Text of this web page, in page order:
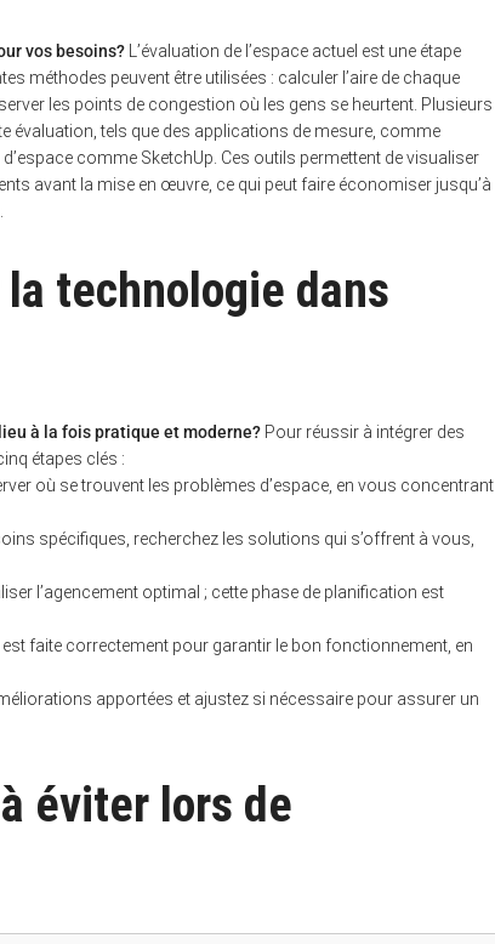
vos besoins? L’évaluation de l’espace actuel est une étape
méthodes peuvent être utilisées : calculer l’aire de chaque
les points de congestion où les gens se heurtent. Plusieurs
tels que des applications de mesure, comme
comme SketchUp. Ces outils permettent de visualiser
avant la mise en œuvre, ce qui peut faire économiser jusqu’à
technologie dans
à la fois pratique et moderne? Pour réussir à intégrer des
étapes clés :
où se trouvent les problèmes d’espace, en vous concentrant
spécifiques, recherchez les solutions qui s’offrent à vous,
l’agencement optimal ; cette phase de planification est
faite correctement pour garantir le bon fonctionnement, en
apportées et ajustez si nécessaire pour assurer un
éviter lors de